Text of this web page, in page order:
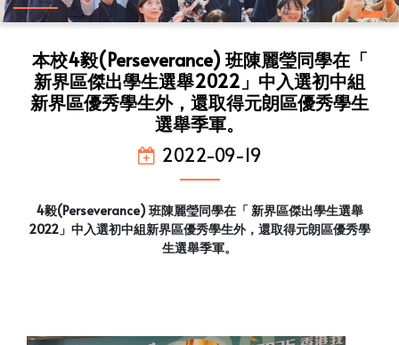
本校4毅(Perseverance) 班陳麗瑩同學在「
新界區傑出學生選舉2022」中入選初中組
新界區優秀學生外，還取得元朗區優秀學生
選舉季軍。
2022-09-19
4毅(Perseverance) 班陳麗瑩同學在「 新界區傑出學生選舉
2022」中入選初中組新界區優秀學生外，還取得元朗區優秀學
生選舉季軍。